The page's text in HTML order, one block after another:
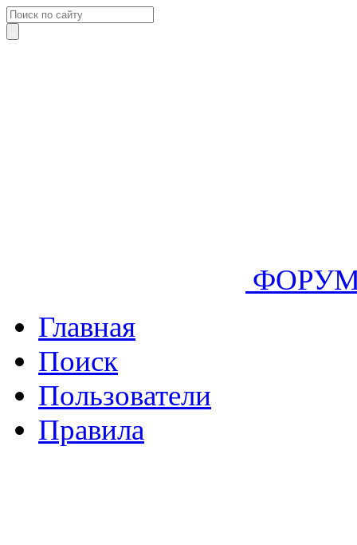
Главная
Поиск
Пользователи
Правила